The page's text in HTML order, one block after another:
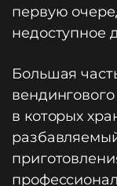
первую
недоступное
Большая
в которых